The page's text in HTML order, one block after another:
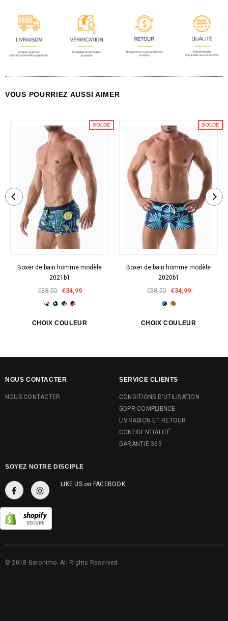
VOUS POURRIEZ AUSSI AIMER
SOLDE
Boxer de bain homme modèle
2021b1
€38,50 €34,99
SOLDE
Boxer de bain homme modèle
2020b1
€38,50 €34,99
NOUS CONTACTER
NOUS CONTACTER
SERVICE CLIENTS
CONDITIONS D'UTILISATION
GDPR COMPLIENCE
LIVRASION ET RETOUR
CONFIDENTIALITÉ
GARANTIE 365
SOYEZ NOTRE DISCIPLE
LIKE US on FACEBOOK
© 2018 Geronimo. All Rights Reserved.